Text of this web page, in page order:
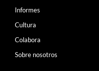
Informes
Cultura
Colabora
Sobre nosotros